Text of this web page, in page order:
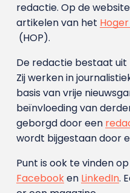
redactie. Op de
artikelen van het
(HOP).
De redactie bestaat uit
Zij werken in
basis van vrije
beïnvloeding van
geborgd door een
wordt bijgestaan door
Punt is ook te vinden
Facebooken LinkedIn.